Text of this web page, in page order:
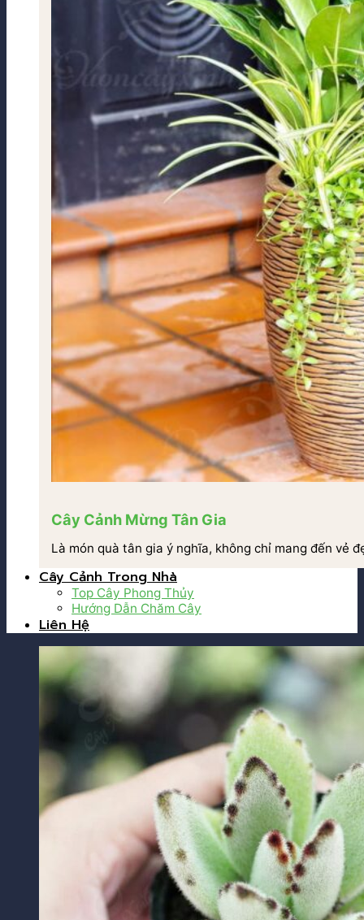
Cây Cảnh Mừng Tân Gia
Là món quà tân gia ý nghĩa, không chỉ mang đến vẻ
Cây Cảnh Trong Nhà
Top Cây Phong Thủy
Hướng Dẫn Chăm Cây
Liên Hệ